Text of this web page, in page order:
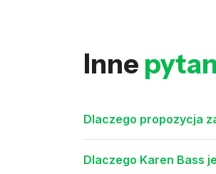
Inne
Dlaczego propozycja
Dlaczego Karen Bass